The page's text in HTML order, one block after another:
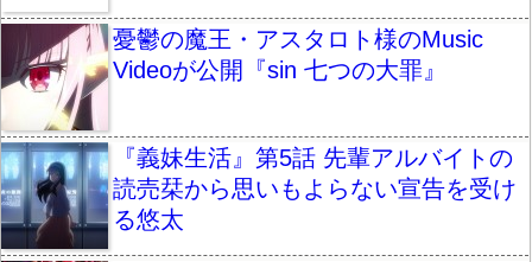
憂鬱の魔王・アスタロト様のMusic
Videoが公開『sin 七つの大罪』
『義妹生活』第5話 先輩アルバイトの
読売栞から思いもよらない宣告を受け
る悠太